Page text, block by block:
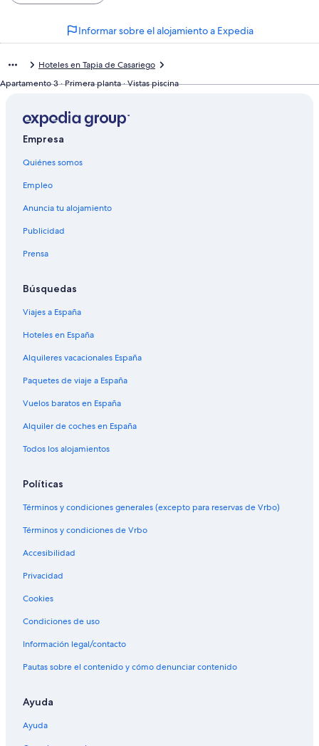
Informar sobre el alojamiento a Expedia
Hoteles en Tapia de Casariego
Apartamento 3 · Primera planta · Vistas piscina
Empresa
Quiénes somos
Empleo
Anuncia tu alojamiento
Publicidad
Prensa
Búsquedas
Viajes a España
Hoteles en España
Alquileres vacacionales España
Paquetes de viaje a España
Vuelos baratos en España
Alquiler de coches en España
Todos los alojamientos
Políticas
Términos y condiciones generales (excepto para reservas de Vrbo)
Términos y condiciones de Vrbo
Accesibilidad
Privacidad
Cookies
Condiciones de uso
Información legal/contacto
Pautas sobre el contenido y cómo denunciar contenido
Ayuda
Ayuda